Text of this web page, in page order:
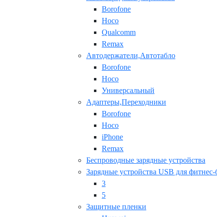
Borofone
Hoco
Qualcomm
Remax
Автодержатели,Автотабло
Borofone
Hoco
Универсальный
Адаптеры,Переходники
Borofone
Hoco
iPhone
Remax
Беспроводные зарядные устройства
Зарядные устройства USB для фитнес-
3
5
Защитные пленки